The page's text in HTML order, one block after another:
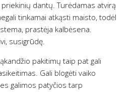
dantų. Turėdamas atvirą
tinkamai atkąsti maisto, todėl
prastėja kalbėsena.
susigrūdę.
pakitimų taip pat gali
Gali blogėti vaiko
galimos patyčios tarp